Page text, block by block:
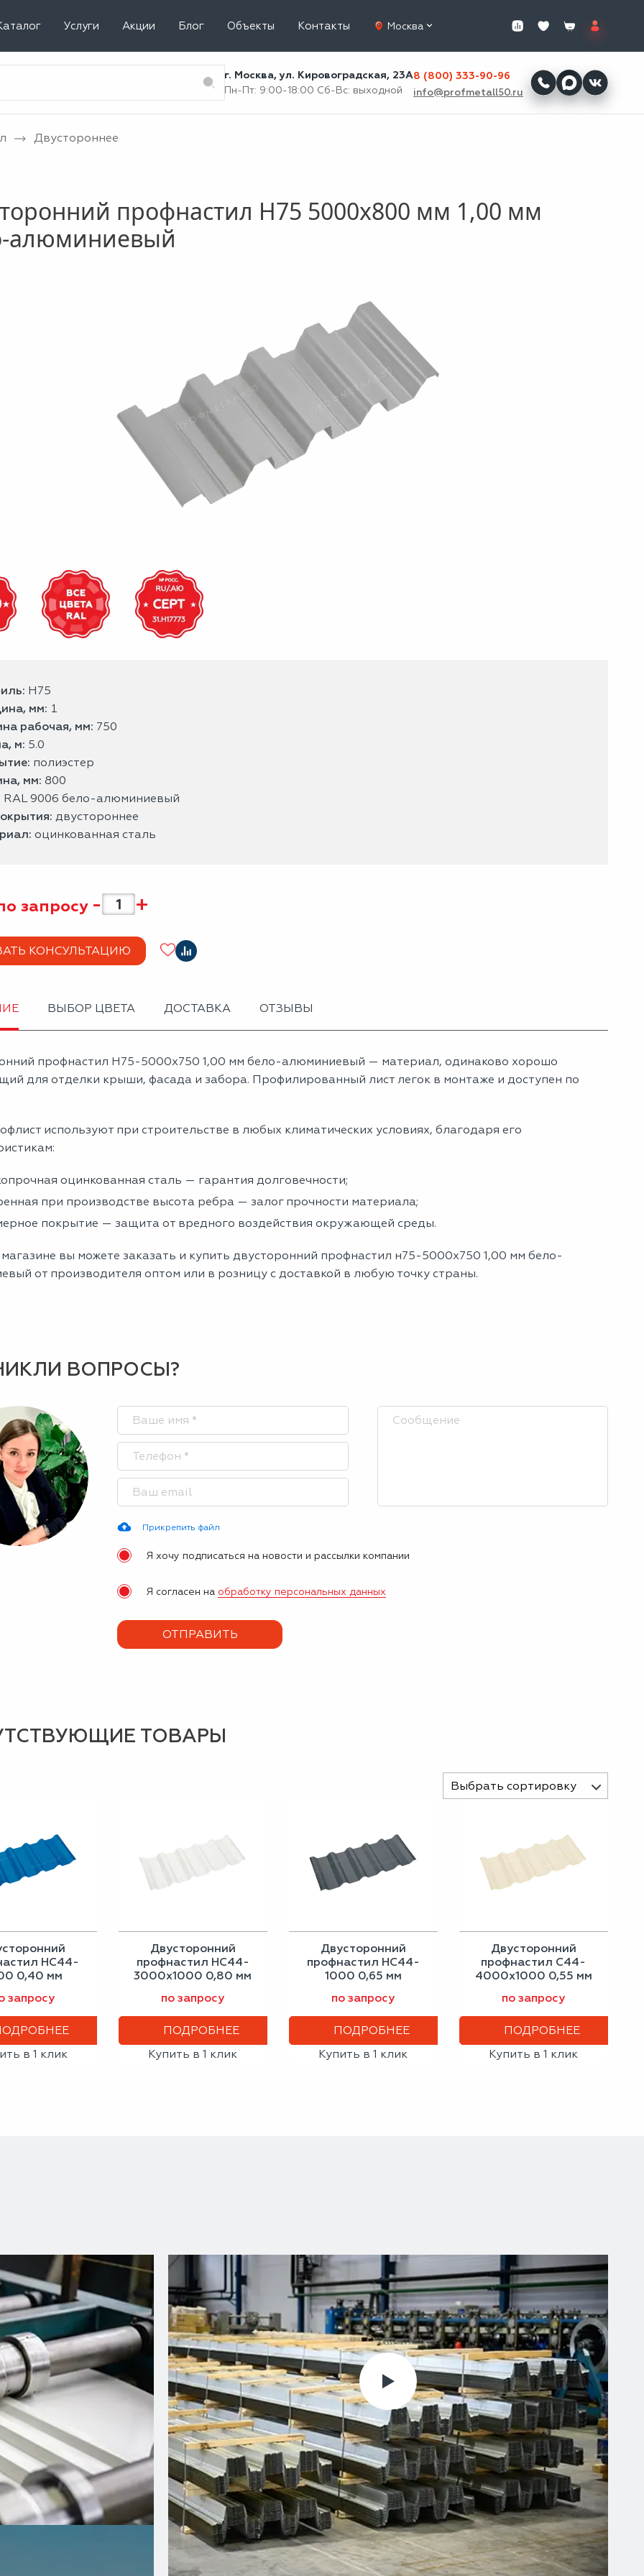
Услуги Акции Блог Объекты Контакты Москва
г. Москва, ул. Кировоградская, 23А
Пн-Пт: 9:00-18:00 Сб-Вс: выходной
8 (800) 333-90-96
info@profmetall50.ru
Двустороннее
профнастил Н75 5000x800 мм 1,00 мм
алюминиевый
Н75
мм: 1
рабочая, мм: 750
м: 5.0
полиэстер
мм: 800
RAL 9006 бело-алюминиевый
двустороннее
оцинкованная сталь
запросу - +
КОНСУЛЬТАЦИЮ
ВЫБОР ЦВЕТА ДОСТАВКА ОТЗЫВЫ
профнастил Н75-5000х750 1,00 мм бело-алюминиевый — материал, одинаково хорошо
для отделки крыши, фасада и забора. Профилированный лист легок в монтаже и доступен по
используют при строительстве в любых климатических условиях, благодаря его
оцинкованная сталь — гарантия долговечности;
при производстве высота ребра — залог прочности материала;
покрытие — защита от вредного воздействия окружающей среды.
вы можете заказать и купить двусторонний профнастил н75-5000х750 1,00 мм бело-
от производителя оптом или в розницу с доставкой в любую точку страны.
ВОПРОСЫ?
Прикрепить файл
Я хочу подписаться на новости и рассылки компании
Я согласен на обработку персональных данных
ТОВАРЫ
Выбрать сортировку
НС44-
0,40 мм
запросу
в 1 клик
Двусторонний
профнастил НС44-
3000х1000 0,80 мм
по запросу
ПОДРОБНЕЕ
Купить в 1 клик
Двусторонний
профнастил НС44-
1000 0,65 мм
по запросу
ПОДРОБНЕЕ
Купить в 1 клик
Двусторонний
профнастил С44-
4000х1000 0,55 мм
кость
по запросу
ПОДРОБНЕЕ
Купить в 1 клик